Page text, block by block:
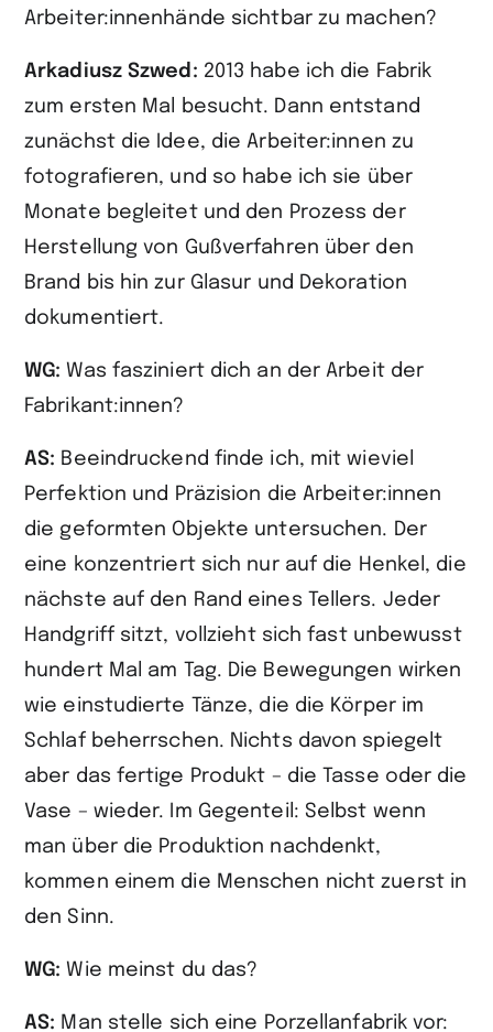
Arbeiter:innenhände sichtbar zu machen?
Arkadiusz Szwed: 2013 habe ich die Fabrik
zum ersten Mal besucht. Dann entstand
zunächst die Idee, die Arbeiter:innen zu
fotografieren, und so habe ich sie über
Monate begleitet und den Prozess der
Herstellung von Gußverfahren über den
Brand bis hin zur Glasur und Dekoration
dokumentiert.
WG: Was fasziniert dich an der Arbeit der
Fabrikant:innen?
AS: Beeindruckend finde ich, mit wieviel
Perfektion und Präzision die Arbeiter:innen
die geformten Objekte untersuchen. Der
eine konzentriert sich nur auf die Henkel, die
nächste auf den Rand eines Tellers. Jeder
Handgriff sitzt, vollzieht sich fast unbewusst
hundert Mal am Tag. Die Bewegungen wirken
wie einstudierte Tänze, die die Körper im
Schlaf beherrschen. Nichts davon spiegelt
aber das fertige Produkt – die Tasse oder die
Vase – wieder. Im Gegenteil: Selbst wenn
man über die Produktion nachdenkt,
kommen einem die Menschen nicht zuerst in
den Sinn.
WG: Wie meinst du das?
AS: Man stelle sich eine Porzellanfabrik vor: